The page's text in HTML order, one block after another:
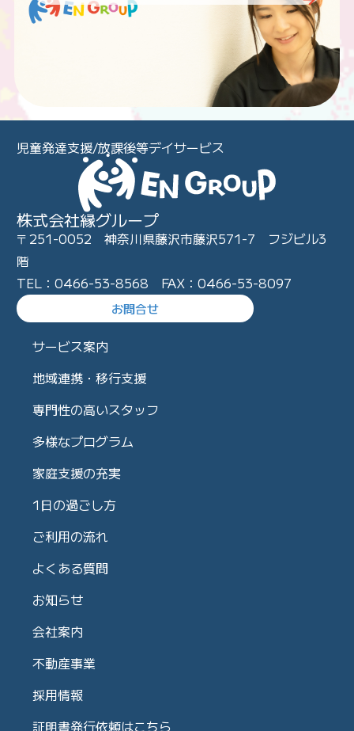
児童発達支援/放課後等デイサービス
株式会社縁グループ
〒251-0052 神奈川県藤沢市藤沢571-7 フジビル3
階
TEL：0466-53-8568 FAX：0466-53-8097
お問合せ
サービス案内
地域連携・移行支援
専門性の高いスタッフ
多様なプログラム
家庭支援の充実
1日の過ごし方
ご利用の流れ
よくある質問
お知らせ
会社案内
不動産事業
採用情報
証明書発行依頼はこちら